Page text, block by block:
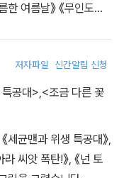
여름날》 《무인도로
저자파일 신간알림 신청
공대>,<조금 다른 꽃
씨앗 폭탄!》, 《넌 토